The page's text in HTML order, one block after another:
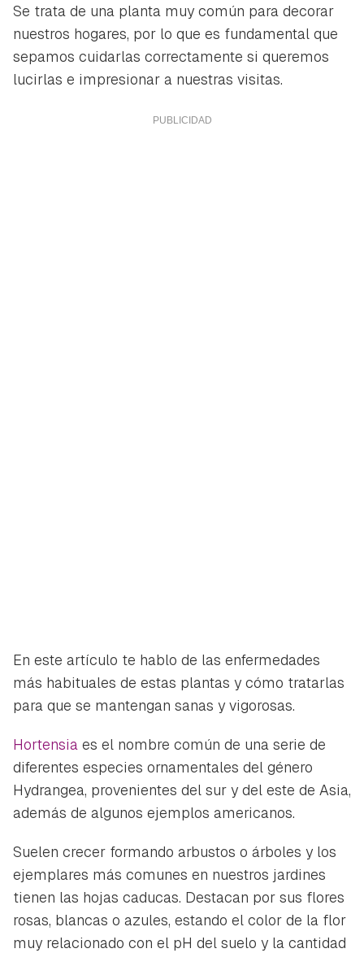
Se trata de una planta muy común para decorar
nuestros hogares, por lo que es fundamental que
sepamos cuidarlas correctamente si queremos
lucirlas e impresionar a nuestras visitas.
En este artículo te hablo de las enfermedades
más habituales de estas plantas y cómo tratarlas
para que se mantengan sanas y vigorosas.
Hortensia es el nombre común de una serie de
diferentes especies ornamentales del género
Hydrangea, provenientes del sur y del este de Asia,
además de algunos ejemplos americanos.
Suelen crecer formando arbustos o árboles y los
ejemplares más comunes en nuestros jardines
tienen las hojas caducas. Destacan por sus flores
rosas, blancas o azules, estando el color de la flor
muy relacionado con el pH del suelo y la cantidad